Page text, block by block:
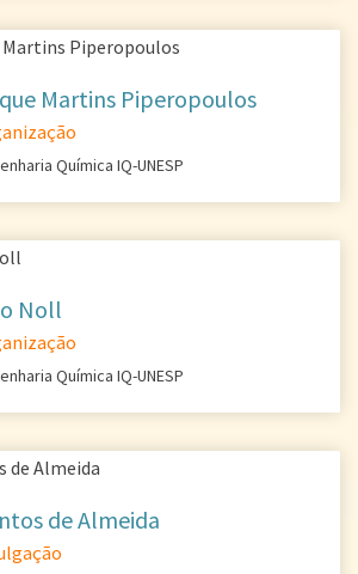
Martins Piperopoulos
Química IQ-UNESP
Noll
Química IQ-UNESP
de Almeida